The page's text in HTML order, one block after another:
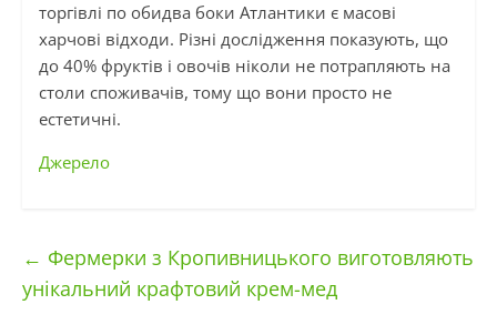
торгівлі по обидва боки Атлантики є масові
харчові відходи. Різні дослідження показують, що
до 40% фруктів і овочів ніколи не потрапляють на
столи споживачів, тому що вони просто не
естетичні.
Джерело
← Фермерки з Кропивницького виготовляють
унікальний крафтовий крем-мед